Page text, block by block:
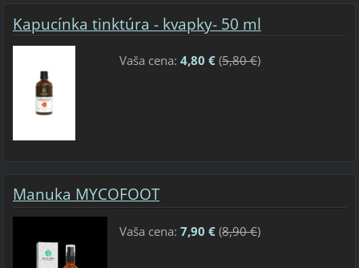
Kapucínka tinktúra - kvapky- 50 ml
Vaša cena: 4,80 €(5,80 €)
Manuka MYCOFOOT
Vaša cena: 7,90 €(8,90 €)